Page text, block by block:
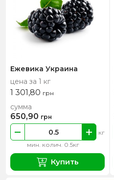
Ежевика Украина
цена за 1 кг
1 301,80 грн
мин. колич. 0.5кг
кг
сумма
650,90 грн
Купить